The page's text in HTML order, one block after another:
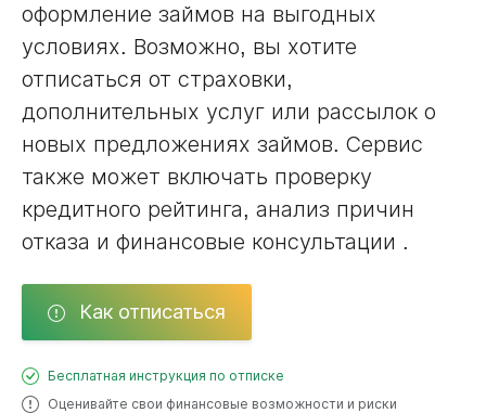
оформление займов на выгодных
условиях. Возможно, вы хотите
отписаться от страховки,
дополнительных услуг или рассылок о
новых предложениях займов. Сервис
также может включать проверку
кредитного рейтинга, анализ причин
отказа и финансовые консультации .
Как отписаться
Бесплатная инструкция по отписке
Оценивайте свои финансовые возможности и риски